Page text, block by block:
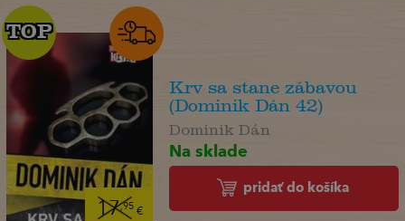
17,95€
TOP
TOP
Krv sa stane zábavou
(Dominik Dán 42)
Dominik Dán
Na sklade
pridať do košíka